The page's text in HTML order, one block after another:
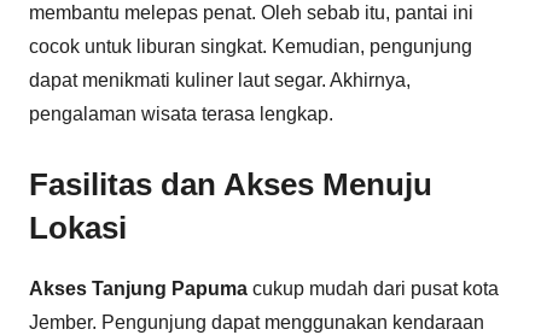
membantu melepas penat. Oleh sebab itu, pantai ini
cocok untuk liburan singkat. Kemudian, pengunjung
dapat menikmati kuliner laut segar. Akhirnya,
pengalaman wisata terasa lengkap.
Fasilitas dan Akses Menuju
Lokasi
Akses Tanjung Papuma cukup mudah dari pusat kota
Jember. Pengunjung dapat menggunakan kendaraan